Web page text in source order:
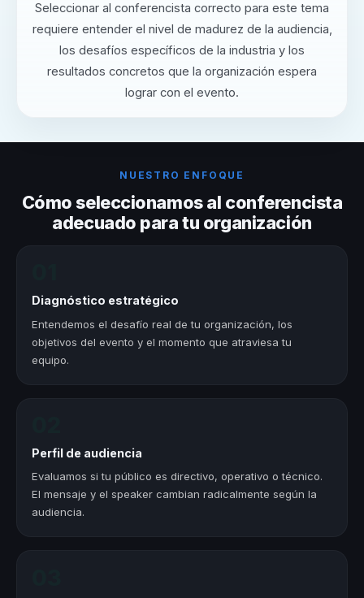
Seleccionar al conferencista correcto para este tema
requiere entender el nivel de madurez de la audiencia,
los desafíos específicos de la industria y los
resultados concretos que la organización espera
lograr con el evento.
NUESTRO ENFOQUE
Cómo seleccionamos al conferencista
adecuado para tu organización
Diagnóstico estratégico
Entendemos el desafío real de tu organización, los
objetivos del evento y el momento que atraviesa tu
equipo.
Perfil de audiencia
Evaluamos si tu público es directivo, operativo o técnico.
El mensaje y el speaker cambian radicalmente según la
audiencia.